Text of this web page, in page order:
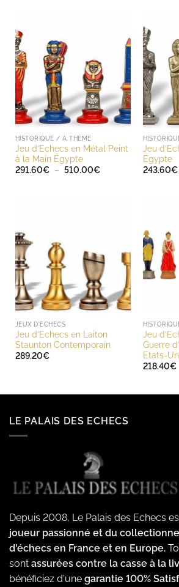
HISTORIQUE / A THÈME
Jeu d’Echecs en Métal Peint
à la Main Égypte
291.60€ – 510.00€Plage
Jeu
Egypte
243.60€
JEUX D'ECHECS
Jeu d’Echecs en Laiton
Staunton Contemporain
289.20€
Jeu
Guerre
Etats-
218.40€
LE PALAIS DES ECHECS
Depuis 2008, Le Palais des Echecs
joueur passionné et du
d'échecs en France et en Europe.
sont assurées contre la casse à la
bénéficiez d'une garantie 100%